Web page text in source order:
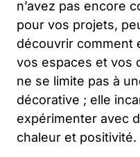
n’avez pas encore
pour vos projets,
découvrir comment
vos espaces et vos
ne se limite pas à
décorative ; elle
expérimenter avec
chaleur et positivité.